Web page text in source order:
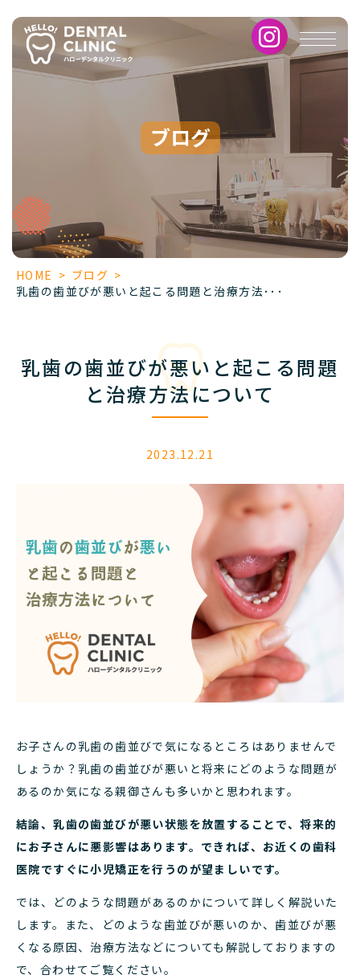
乳
歯
の
い
起
こ
る
問
題
に
つ
ブログ
HOME > ブログ >
乳歯の歯並びが悪いと起こる問題と治療方法･･･
乳歯の歯並びが悪いと起こる問題
と治療方法について
2023.12.21
お子さんの乳歯の歯並びで気になるところはありませんで
しょうか？乳歯の歯並びが悪いと将来にどのような問題が
あるのか気になる親御さんも多いかと思われます。
結論、乳歯の歯並びが悪い状態を放置することで、将来的
にお子さんに悪影響はあります。できれば、お近くの歯科
医院ですぐに小児矯正を行うのが望ましいです。
では、どのような問題があるのかについて詳しく解説いた
します。また、どのような歯並びが悪いのか、歯並びが悪
くなる原因、治療方法などについても解説しておりますの
で、合わせてご覧ください。